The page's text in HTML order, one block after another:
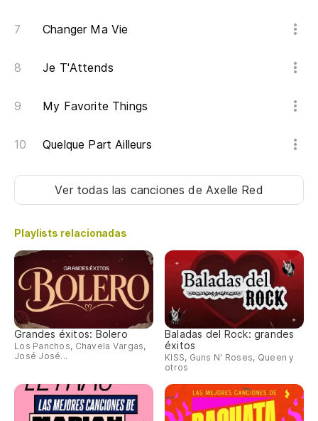
Changer Ma Vie
Je T'Attends
My Favorite Things
Quelque Part Ailleurs
Ver todas las cancionesde Axelle Red
Playlists relacionadas
Grandes éxitos: Bolero
Los Panchos, Chavela Vargas,
José José...
Baladas del Rock: grandes
éxitos
KISS, Guns N' Roses, Queen y
otros